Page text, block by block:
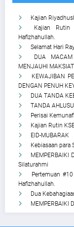
Kajian
Kajian Rutin
Hafizhahullah.
Selamat Hari
DUA
MENJAUHI MAKSIAT
KEWAJIBAN
DENGAN PENUH
DUA TANDA
TANDA
Perisai
Kajian Rutin
EID-MUBARAK
Kebiasaan para
MEMPERBAIKI
Silaturahmi
Pertemuan
Hafizhahullah.
Dua
MEMPERBAIKI